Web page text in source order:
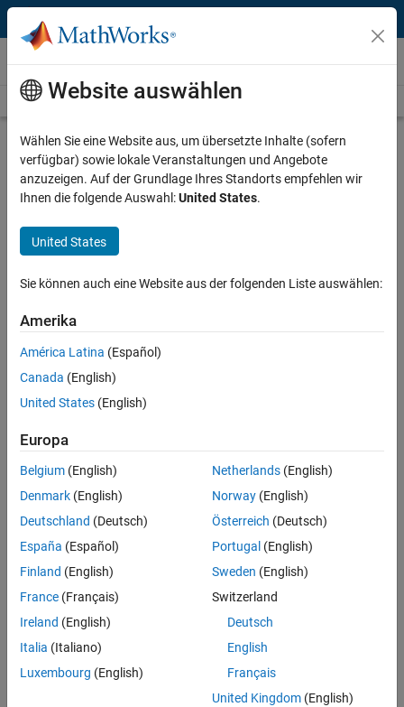
Weiter zum Inhalt
Videos
Videos Home Search
Play
Description
Algebra, 1.4e: Step Function and
Full Transcript
Related Resources
Feedback
Video length is 13:26
1.7: The Logistic Equation
View full series (55 Videos)
Website auswählen
Wählen Sie eine Website aus, um übersetzte Inhalte (sofern
verfügbar) sowie lokale Veranstaltungen und Angebote
anzuzeigen. Auf der Grundlage Ihres Standorts empfehlen wir
Ihnen die folgende Auswahl:United States.
United States
Sie können auch eine Website aus der folgenden Liste auswählen:
Amerika
América Latina (Español)
Canada (English)
United States (English)
Europa
Belgium (English)
Denmark (English)
Deutschland (Deutsch)
España (Español)
Finland (English)
France (Français)
Ireland (English)
Italia (Italiano)
Luxembourg (English)
Netherlands(English)
Norway(English)
Österreich (Deutsch)
Portugal (English)
Sweden (English)
Switzerland
Deutsch
English
Français
United Kingdom(English)